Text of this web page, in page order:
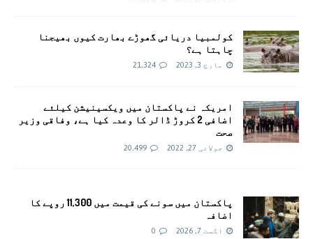
کولمبیا دریائی گھوڑے بھارت کیوں بھیجنا
چاہتا ہے؟
مارچ 3, 2023 21,324
امريکہ نے پاکستان میں ویکسینیشن کیلئے
اضافی 2 کروڑ ڈالر کا وعدہ کیا ہے، وفاقی وزیر
صحت
جولائی 27, 2022 20,499
پاکستان میں سونے کی قیمت میں 11,300 روپے کا
اضافہ
اگست 7, 2026 0